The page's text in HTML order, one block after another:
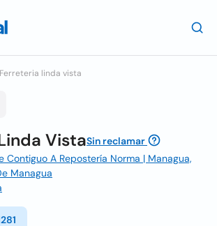
Ferreteria linda vista
VistaSin reclamar
Contiguo A Repostería Norma | Managua,
Managua